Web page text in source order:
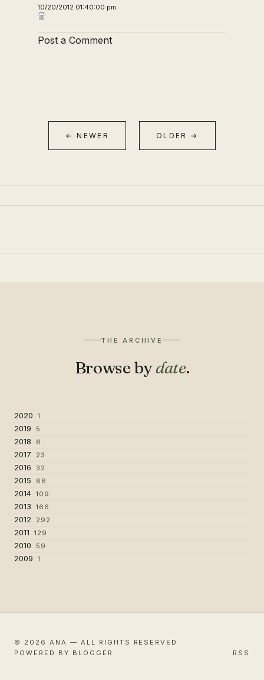
10/20/2012 01:40:00 pm
Post a Comment
← NEWER OLDER →
THE ARCHIVE
Browse bydate.
2020 1
2019 5
2018 6
2017 23
2016 32
2015 66
2014 109
2013 166
2012 292
2011 129
2010 59
2009 1
© 2026 ANA — ALL RIGHTS RESERVED
POWERED BY BLOGGER
RSS